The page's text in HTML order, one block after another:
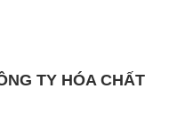
TY HÓA CHẤT